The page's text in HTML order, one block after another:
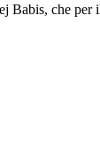
Babis, che per